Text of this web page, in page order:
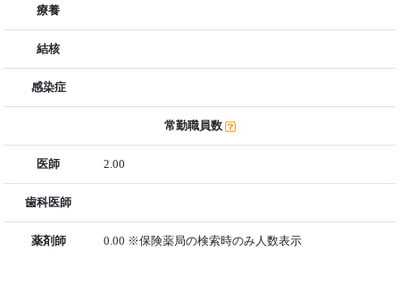
療養
結核
感染症
常勤職員数
医師 2.00
歯科医師
薬剤師 0.00 ※保険薬局の検索時のみ人数表示